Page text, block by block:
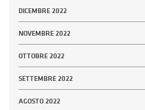
DICEMBRE 2022
NOVEMBRE 2022
OTTOBRE 2022
SETTEMBRE 2022
AGOSTO 2022